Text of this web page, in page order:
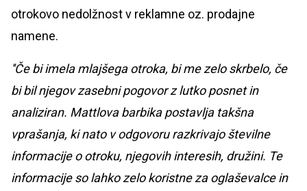
otrokovo nedolžnost v reklamne oz. prodajne
namene.
''Če bi imela mlajšega otroka, bi me zelo skrbelo, če
bi bil njegov zasebni pogovor z lutko posnet in
analiziran. Mattlova barbika postavlja takšna
vprašanja, ki nato v odgovoru razkrivajo številne
informacije o otroku, njegovih interesih, družini. Te
informacije so lahko zelo koristne za oglaševalce in